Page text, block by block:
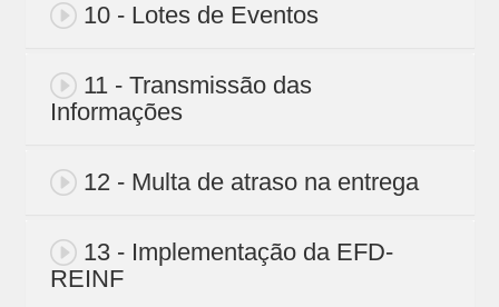
10 - Lotes de Eventos
11 - Transmissão das
Informações
12 - Multa de atraso na entrega
13 - Implementação da EFD-
REINF